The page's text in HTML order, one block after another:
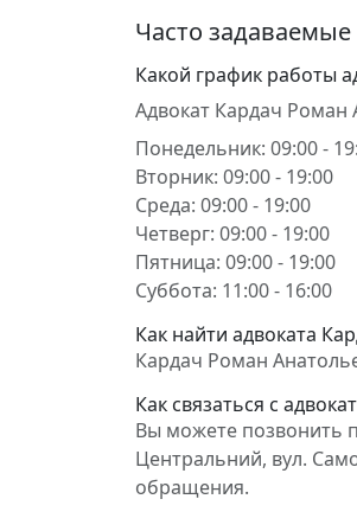
Часто
Какой график работы
Адвокат Кардач Роман
Понедельник: 09:00 -
Вторник: 09:00 - 19:00
Среда: 09:00 - 19:00
Четверг: 09:00 - 19:00
Пятница: 09:00 - 19:00
Суббота: 11:00 - 16:00
Как найти адвоката
Кардач Роман
Как связаться с
Вы можете позвонить
Центральний, вул.
обращения.